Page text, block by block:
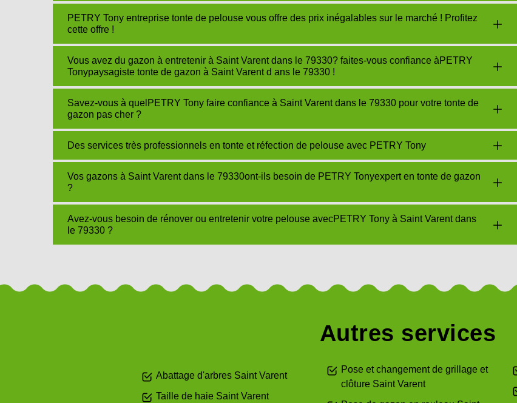
PETRY Tony entreprise tonte de pelouse vous offre des prix inégalables sur le marché ! Profitez
cette offre !
Vous avez du gazon à entretenir à Saint Varent dans le 79330? faites-vous confiance àPETRY
Tonypaysagiste tonte de gazon à Saint Varent d ans le 79330 !
Savez-vous à quelPETRY Tony faire confiance à Saint Varent dans le 79330 pour votre tonte de
gazon pas cher ?
Des services très professionnels en tonte et réfection de pelouse avec PETRY Tony
Vos gazons à Saint Varent dans le 79330ont-ils besoin de PETRY Tonyexpert en tonte de gazon
?
Avez-vous besoin de rénover ou entretenir votre pelouse avecPETRY Tony à Saint Varent dans
le 79330 ?
Autres services
Abattage d'arbres Saint Varent
Taille de haie Saint Varent
Pose et changement de grillage et
clôture Saint Varent